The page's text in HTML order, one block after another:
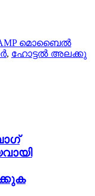
മൊബൈൽ
, ഹോട്ടൽ അലക്കു